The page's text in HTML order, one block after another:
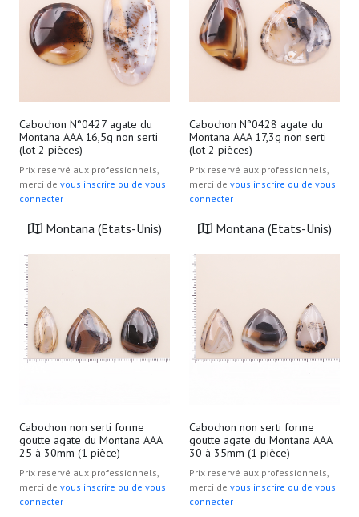
Cabochon N°0427 agate du
Montana AAA 16,5g non serti
(lot 2 pièces)
Prix reservé aux professionnels,
merci de vous inscrire ou de vous
connecter
Montana (Etats-Unis)
Cabochon N°0428 agate du
Montana AAA 17,3g non serti
(lot 2 pièces)
Prix reservé aux professionnels,
merci de vous inscrire ou de vous
connecter
Montana (Etats-Unis)
Cabochon non serti forme
goutte agate du Montana AAA
25 à 30mm (1 pièce)
Prix reservé aux professionnels,
merci de vous inscrire ou de vous
connecter
Cabochon non serti forme
goutte agate du Montana AAA
30 à 35mm (1 pièce)
Prix reservé aux professionnels,
merci de vous inscrire ou de vous
connecter